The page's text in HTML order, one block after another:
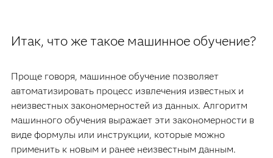
Итак, что же такое машинное обучение?
Проще говоря, машинное обучение позволяет
автоматизировать процесс извлечения известных и
неизвестных закономерностей из данных. Алгоритм
машинного обучения выражает эти закономерности в
виде формулы или инструкции, которые можно
применить к новым и ранее неизвестным данным.